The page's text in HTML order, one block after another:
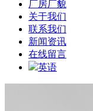
厂房厂貌
关于我们
联系我们
新闻资讯
在线留言
英语